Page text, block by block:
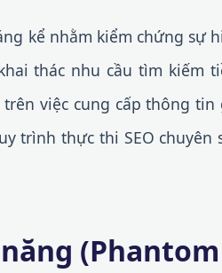
kể nhằm kiểm chứng sự
thác nhu cầu tìm kiếm
việc cung cấp thông tin
trình thực thi SEO chuyên
(Phantom